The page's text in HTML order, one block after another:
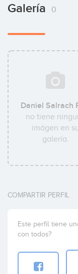
Galería 0
Daniel Salrach
no tiene
imágen en
galería.
COMPARTIR PERFIL
Este perfil tiene
con todos?